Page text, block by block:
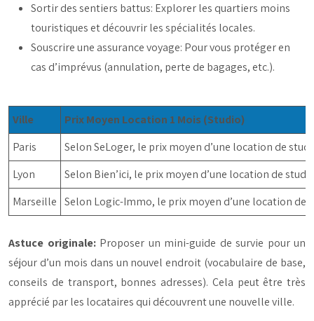
Sortir des sentiers battus: Explorer les quartiers moins
touristiques et découvrir les spécialités locales.
Souscrire une assurance voyage: Pour vous protéger en
cas d’imprévus (annulation, perte de bagages, etc.).
Ville
Prix Moyen Location 1 Mois (Studio)
Paris
Selon SeLoger, le prix moyen d’une location de
Lyon
Selon Bien’ici, le prix moyen d’une location de
Marseille Selon Logic-Immo, le prix moyen d’une location de
Astuce originale: Proposer un mini-guide de survie pour un
séjour d’un mois dans un nouvel endroit (vocabulaire de base,
conseils de transport, bonnes adresses). Cela peut être très
apprécié par les locataires qui découvrent une nouvelle ville.